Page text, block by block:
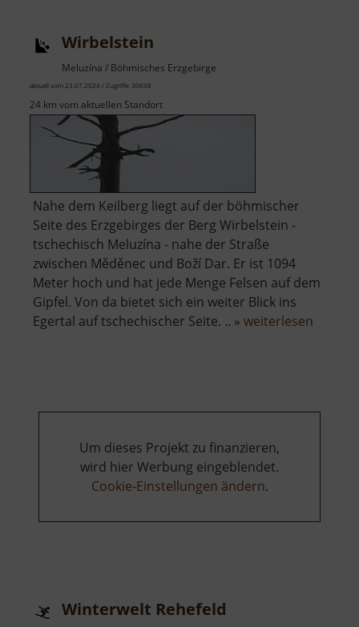
Wirbelstein
Meluzína / Böhmisches Erzgebirge
aktuell vom 23.07.2024 / Zugriffe: 30698
24 km vom aktuellen Standort
Nahe dem Keilberg liegt auf der böhmischer
Seite des Erzgebirges der Berg Wirbelstein -
tschechisch Meluzína - nahe der Straße
zwischen Měděnec und Boží Dar. Er ist 1094
Meter hoch und hat jede Menge Felsen auf dem
Gipfel. Von da bietet sich ein weiter Blick ins
Egertal auf tschechischer Seite. .. » weiterlesen
Um dieses Projekt zu finanzieren,
wird hier Werbung eingeblendet.
Cookie-Einstellungen ändern.
Winterwelt Rehefeld